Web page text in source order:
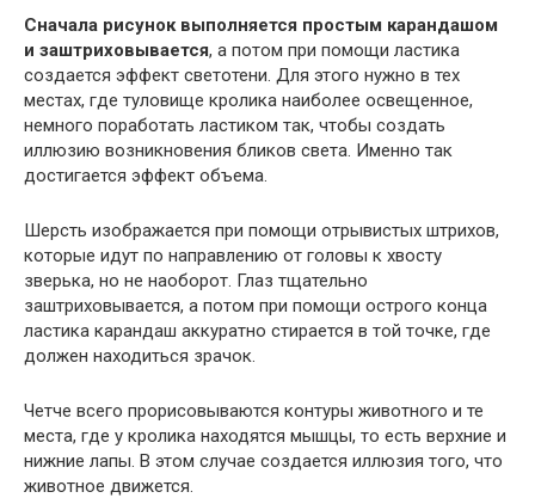
Сначала рисунок выполняется простым карандашом
и заштриховывается, а потом при помощи ластика
создается эффект светотени. Для этого нужно в тех
местах, где туловище кролика наиболее освещенное,
немного поработать ластиком так, чтобы создать
иллюзию возникновения бликов света. Именно так
достигается эффект объема.
Шерсть изображается при помощи отрывистых штрихов,
которые идут по направлению от головы к хвосту
зверька, но не наоборот. Глаз тщательно
заштриховывается, а потом при помощи острого конца
ластика карандаш аккуратно стирается в той точке, где
должен находиться зрачок.
Четче всего прорисовываются контуры животного и те
места, где у кролика находятся мышцы, то есть верхние и
нижние лапы. В этом случае создается иллюзия того, что
животное движется.